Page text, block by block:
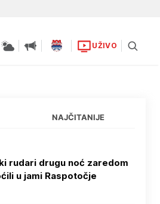
UŽIVO
NAJČITANIJE
rudari drugu noć zaredom
u jami Raspotočje